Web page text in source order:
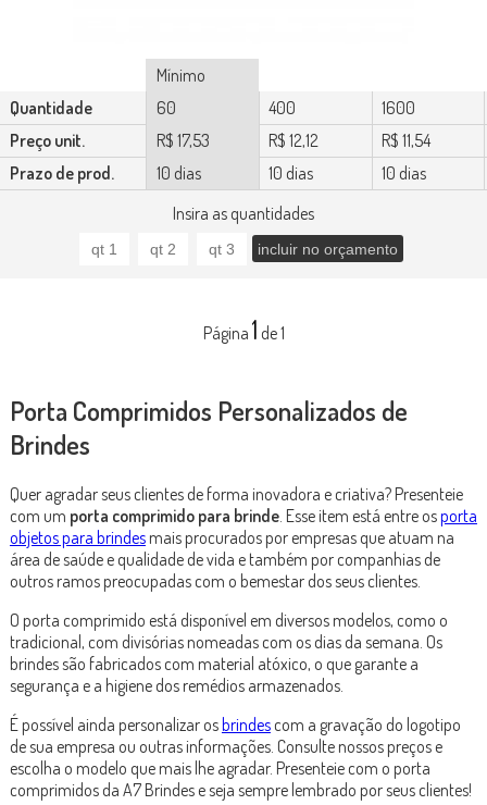
Insira as quantidades
Mínimo
Quantidade
60 400
1600
Preço unit.
R$ 17,53 R$ 12,12
R$ 11,54
Prazo de prod.
10 dias 10 dias 10 dias
Página 1 de 1
Porta Comprimidos Personalizados de
Brindes
Quer agradar seus clientes de forma inovadora e criativa? Presenteie
com um porta comprimido para brinde. Esse item está entre osporta
objetos para brindesmais procurados por empresas que atuam na
área de saúde e qualidade de vida e também por companhias de
outros ramos preocupadas com o bem­estar dos seus clientes.
O porta­ comprimido está disponível em diversos modelos, como o
tradicional, com divisórias nomeadas com os dias da semana. Os
brindes são fabricados com material atóxico, o que garante a
segurança e a higiene dos remédios armazenados.
É possível ainda personalizar os brindescom a gravação do logotipo
de sua empresa ou outras informações. Consulte nossos preços e
escolha o modelo que mais lhe agradar. Presenteie com o porta
comprimidos da A7 Brindes e seja sempre lembrado por seus clientes!